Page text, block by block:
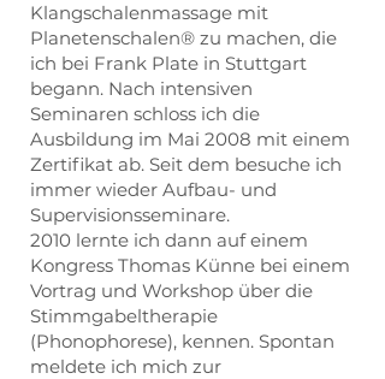
Klangschalenmassage mit
Planetenschalen® zu machen, die
ich bei Frank Plate in Stuttgart
begann. Nach intensiven
Seminaren schloss ich die
Ausbildung im Mai 2008 mit einem
Zertifikat ab. Seit dem besuche ich
immer wieder Aufbau- und
Supervisionsseminare.
2010 lernte ich dann auf einem
Kongress Thomas Künne bei einem
Vortrag und Workshop über die
Stimmgabeltherapie
(Phonophorese), kennen. Spontan
meldete ich mich zur